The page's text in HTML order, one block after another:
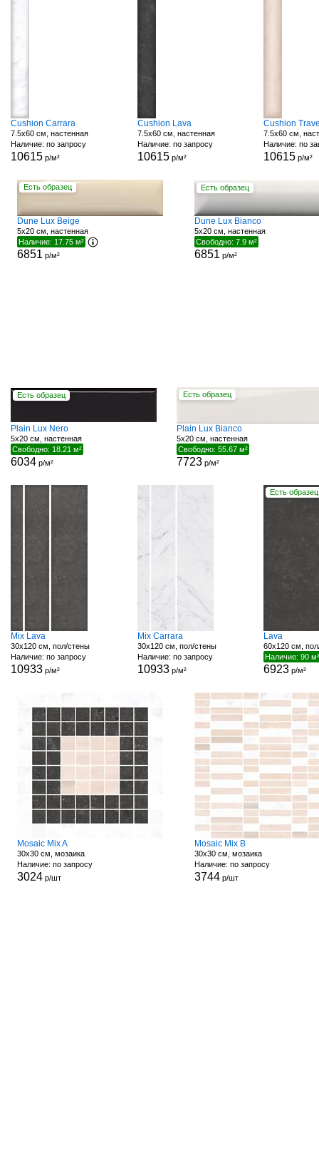
Cushion Carrara
7.5x60 см, настенная
Наличие: по запросу
10615 р/м²
Cushion Lava
7.5x60 см, настенная
Наличие: по запросу
10615р/м²
Cushion
7.5x60 см,
Наличие: по
10615р/м²
Есть образец
Dune Lux Beige
5x20 см, настенная
Наличие: 17.75 м²
6851 р/м²
Есть образец
Dune Lux Bianco
5x20 см, настенная
Свободно: 7.9 м²
6851 р/м²
Есть образец
Plain Lux Nero
5x20 см, настенная
Свободно: 18.21 м²
6034 р/м²
Есть образец
Plain Lux Bianco
5x20 см, настенная
Свободно: 55.67 м²
7723р/м²
Mix Lava
30x120 см, пол/стены
Наличие: по запросу
10933 р/м²
Mix Carrara
30x120 см, пол/стены
Наличие: по запросу
10933р/м²
Есть образец
Lava
60x120 см,
Наличие: 90 м²
6923р/м²
Mosaic Mix A
30x30 см, мозаика
Наличие: по запросу
3024р/шт
Mosaic Mix B
30x30 см, мозаика
Наличие: по запросу
3744р/шт